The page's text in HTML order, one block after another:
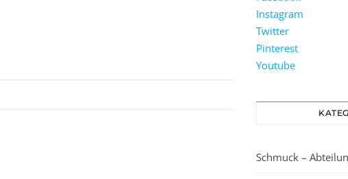
Instagram
Twitter
Pinterest
Youtube
Schmuck –